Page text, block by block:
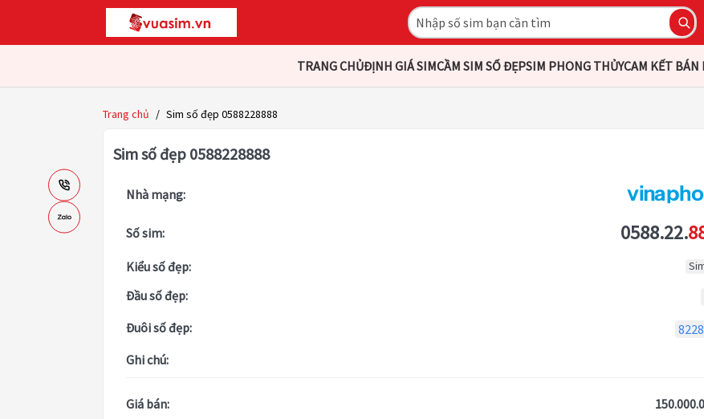
TRANG CHỦĐỊNH GIÁ SIMCẦM SIM SỐ ĐẸPSIM PHONG THỦYCAM KẾT BÁN
Trang chủ / Sim số đẹp 0588228888
Sim số đẹp 0588228888
Nhà mạng:
Số sim: 0588.22.
Kiểu số đẹp:
Đầu số đẹp:
Đuôi số đẹp:
Ghi chú:
Giá bán: